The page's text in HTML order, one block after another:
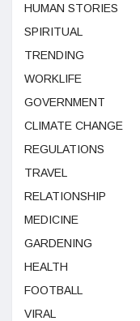
HUMAN STORIES
SPIRITUAL
TRENDING
WORKLIFE
GOVERNMENT
CLIMATE CHANGE
REGULATIONS
TRAVEL
RELATIONSHIP
MEDICINE
GARDENING
HEALTH
FOOTBALL
VIRAL